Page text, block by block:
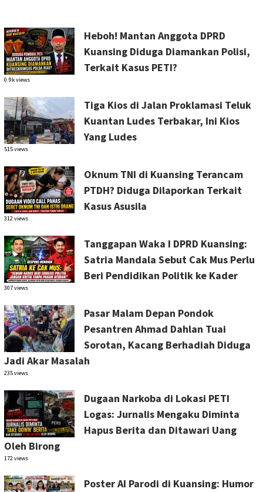
Heboh! Mantan Anggota DPRD
Kuansing Diduga Diamankan Polisi,
Terkait Kasus PETI?
0.9k views
Tiga Kios di Jalan Proklamasi Teluk
Kuantan Ludes Terbakar, Ini Kios
Yang Ludes
515 views
Oknum TNI di Kuansing Terancam
PTDH? Diduga Dilaporkan Terkait
Kasus Asusila
312 views
Tanggapan Waka I DPRD Kuansing:
Satria Mandala Sebut Cak Mus Perlu
Beri Pendidikan Politik ke Kader
307 views
Pasar Malam Depan Pondok
Pesantren Ahmad Dahlan Tuai
Sorotan, Kacang Berhadiah Diduga
Jadi Akar Masalah
235 views
Dugaan Narkoba di Lokasi PETI
Logas: Jurnalis Mengaku Diminta
Hapus Berita dan Ditawari Uang
Oleh Birong
172 views
Poster AI Parodi di Kuansing: Humor